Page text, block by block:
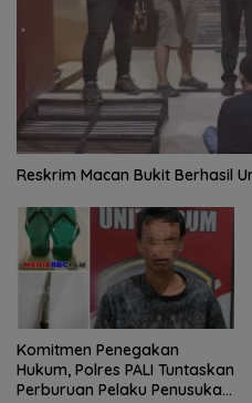
Reskrim Macan Bukit Berhasil
Komitmen Penegakan
Hukum, Polres PALI Tuntaskan
Perburuan Pelaku Penusukan